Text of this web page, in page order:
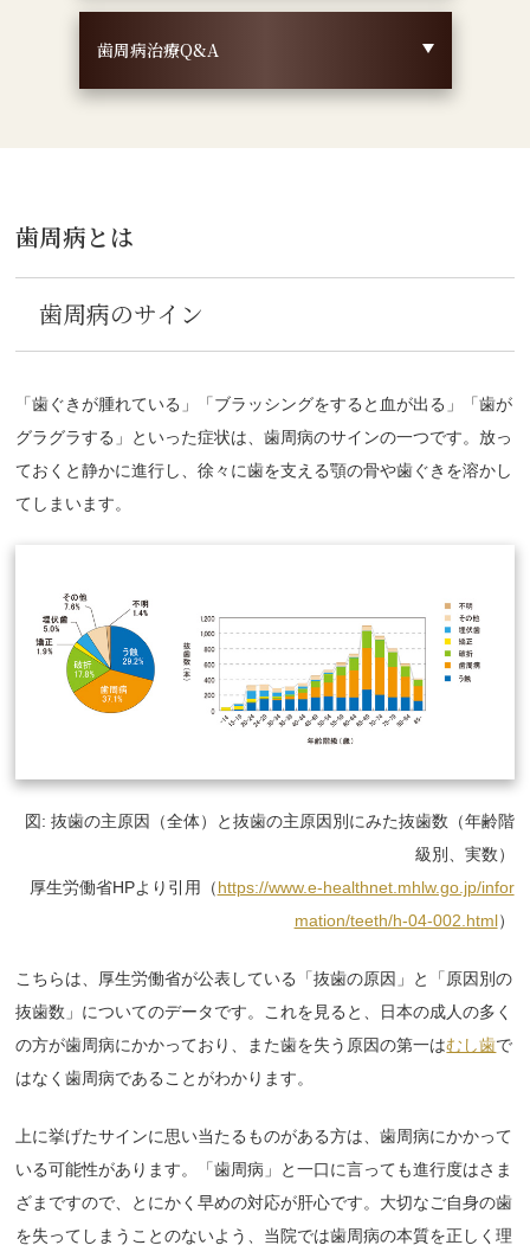
歯周病治療Q&A
歯周病とは
歯周病のサイン
「歯ぐきが腫れている」「ブラッシングをすると血が出る」「歯が
グラグラする」といった症状は、歯周病のサインの一つです。放っ
ておくと静かに進行し、徐々に歯を支える顎の骨や歯ぐきを溶かし
てしまいます。
図: 抜歯の主原因（全体）と抜歯の主原因別にみた抜歯数（年齢階
級別、実数）
厚生労働省HPより引用（https://www.e-healthnet.mhlw.go.jp/infor
mation/teeth/h-04-002.html）
こちらは、厚生労働省が公表している「抜歯の原因」と「原因別の
抜歯数」についてのデータです。これを見ると、日本の成人の多く
の方が歯周病にかかっており、また歯を失う原因の第一はむし歯で
はなく歯周病であることがわかります。
上に挙げたサインに思い当たるものがある方は、歯周病にかかって
いる可能性があります。「歯周病」と一口に言っても進行度はさま
ざまですので、とにかく早めの対応が肝心です。大切なご自身の歯
を失ってしまうことのないよう、当院では歯周病の本質を正しく理